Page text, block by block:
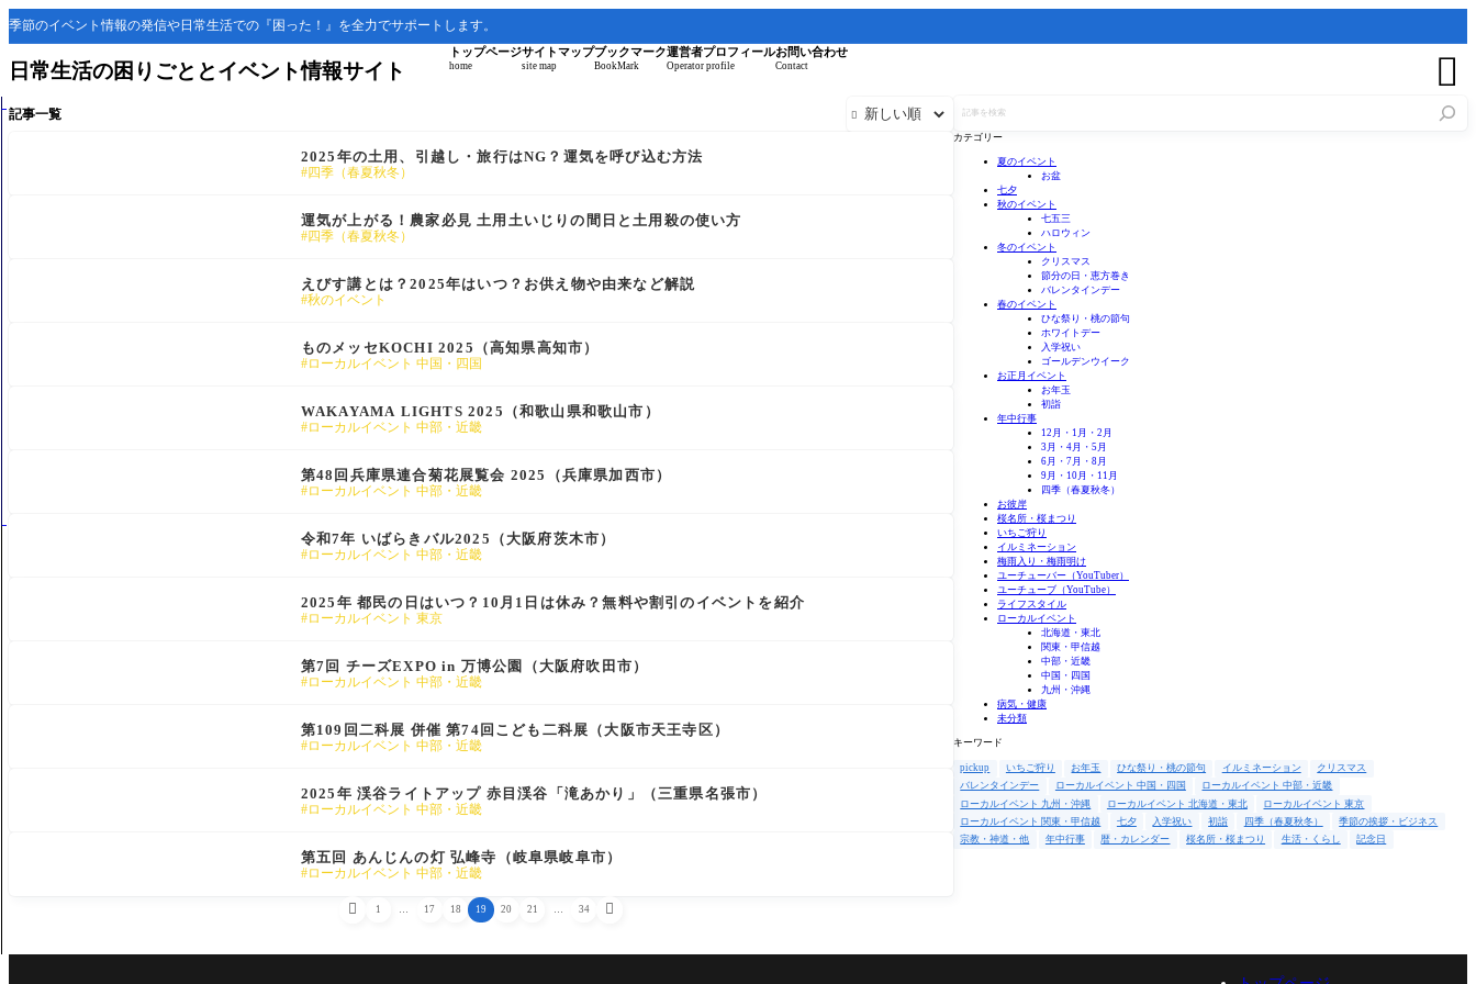
季節のイベント情報の発信や日常生活での『困った！』を全力でサポートします。
日常生活の困りごととイベント情報サイト
トップページ
home
サイトマップ
site map
ブックマーク
BookMark
運営者プロフィール
Operator profile
お問い合わせ
Contact 
記事一覧 
2025年の土用、引越し・旅行はNG？運気を呼び込む方法
四季（春夏秋冬）
運気が上がる！農家必見 土用土いじりの間日と土用殺の使い方
四季（春夏秋冬）
えびす講とは？2025年はいつ？お供え物や由来など解説
秋のイベント
ものメッセKOCHI 2025（高知県高知市）
ローカルイベント 中国・四国
WAKAYAMA LIGHTS 2025（和歌山県和歌山市）
ローカルイベント 中部・近畿
第48回兵庫県連合菊花展覧会 2025（兵庫県加西市）
ローカルイベント 中部・近畿
令和7年 いばらきバル2025（大阪府茨木市）
ローカルイベント 中部・近畿
2025年 都民の日はいつ？10月1日は休み？無料や割引のイベントを紹介
ローカルイベント 東京
第7回 チーズEXPO in 万博公園（大阪府吹田市）
ローカルイベント 中部・近畿
第109回二科展 併催 第74回こども二科展（大阪市天王寺区）
ローカルイベント 中部・近畿
2025年 渓谷ライトアップ 赤目渓谷「滝あかり」（三重県名張市）
ローカルイベント 中部・近畿
第五回 あんじんの灯 弘峰寺（岐阜県岐阜市）
ローカルイベント 中部・近畿
 1 … 17 18 19 20 21 … 34 
を
検
カテゴリー
夏のイベント
お盆
七夕
秋のイベント
七五三
ハロウィン
冬のイベント
クリスマス
節分の日・恵方巻き
バレンタインデー
春のイベント
ひな祭り・桃の節句
ホワイトデー
入学祝い
ゴールデンウイーク
お正月イベント
お年玉
初詣
年中行事
12月・1月・2月
3月・4月・5月
6月・7月・8月
9月・10月・11月
四季（春夏秋冬）
お彼岸
桜名所・桜まつり
いちご狩り
イルミネーション
梅雨入り・梅雨明け
ユーチューバー（YouTuber）
ユーチューブ（YouTube）
ライフスタイル
ローカルイベント
北海道・東北
関東・甲信越
中部・近畿
中国・四国
九州・沖縄
病気・健康
未分類
キーワード
pickup いちご狩り お年玉 ひな祭り・桃の節句 イルミネーション
クリスマス
バレンタインデー
ローカルイベント 中国・四国
ローカルイベント 中部・近畿
ローカルイベント 九州・沖縄
ローカルイベント 北海道・東北
ローカルイベント 東京
ローカルイベント 関東・甲信越
七夕 入学祝い 初詣 四季（春夏秋冬）
季節の挨拶・ビジネス
宗教・神道・他
年中行事 暦・カレンダー 桜名所・桜まつり 生活・くらし 記念日